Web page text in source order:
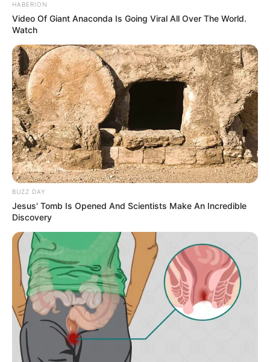
HABERION
Video Of Giant Anaconda Is Going Viral All Over The World.
Watch
BUZZ DAY
Jesus' Tomb Is Opened And Scientists Make An Incredible
Discovery